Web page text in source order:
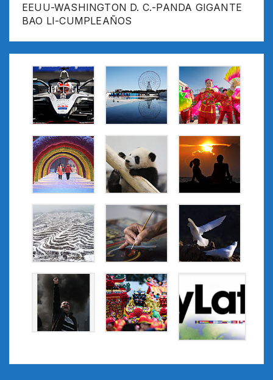
EEUU-WASHINGTON D. C.-PANDA GIGANTE
BAO LI-CUMPLEAÑOS